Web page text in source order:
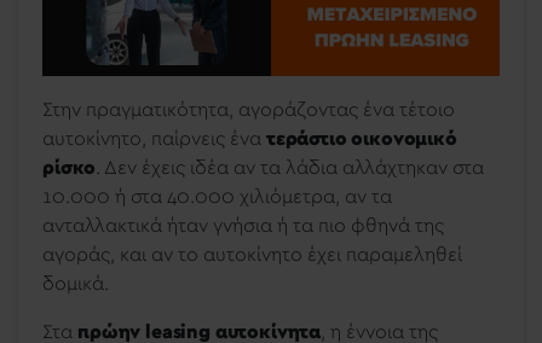
Στην πραγματικότητα, αγοράζοντας ένα τέτοιο
αυτοκίνητο, παίρνεις ένα τεράστιο οικονομικό
ρίσκο . Δεν έχεις ιδέα αν τα λάδια αλλάχτηκαν στα
10.000 ή στα 40.000 χιλιόμετρα, αν τα
ανταλλακτικά ήταν γνήσια ή τα πιο φθηνά της
αγοράς, και αν το αυτοκίνητο έχει παραμεληθεί
δομικά.
Στα πρώην leasing αυτοκίνητα , η έννοια της